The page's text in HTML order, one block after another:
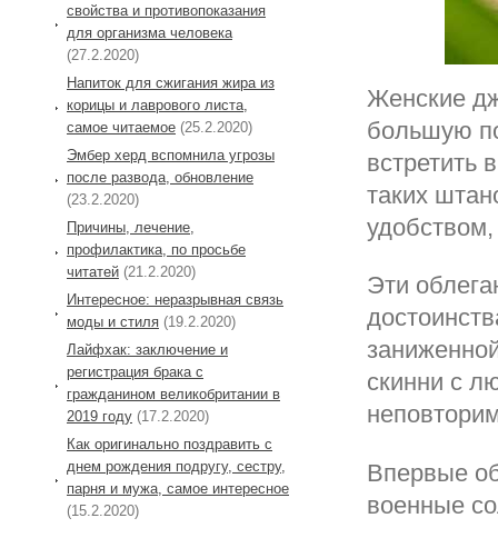
Женские
большую
встретить
таких
Эти
скинни с
Впервые
военные
свойства и противопоказания
для организма человека
(27.2.2020)
Напиток для сжигания жира из
корицы и лаврового листа,
самое читаемое (25.2.2020)
Эмбер херд вспомнила угрозы
после развода, обновление
(23.2.2020)
Причины, лечение,
профилактика, по просьбе
читатей (21.2.2020)
Интересное: неразрывная связь
моды и стиля (19.2.2020)
Лайфхак: заключение и
регистрация брака с
гражданином великобритании в
2019 году (17.2.2020)
Как оригинально поздравить с
днем рождения подругу, сестру,
парня и мужа, самое интересное
(15.2.2020)